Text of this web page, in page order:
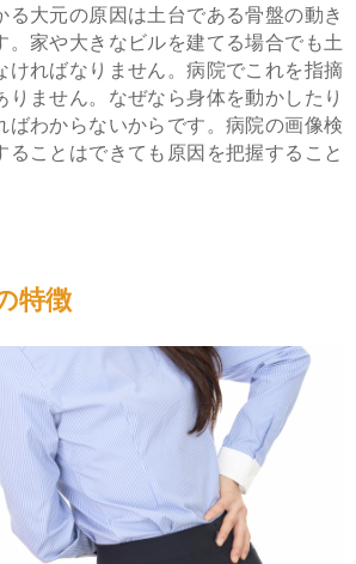
る大元の原因は土台である骨盤の動き
。家や大きなビルを建てる場合でも土
ければなりません。病院でこれを指摘
りません。なぜなら身体を動かしたり
ばわからないからです。病院の画像検
ることはできても原因を把握すること
特徴